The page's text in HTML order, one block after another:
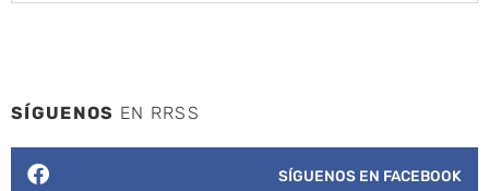
SÍGUENOS EN RRSS
SÍGUENOS EN FACEBOOK